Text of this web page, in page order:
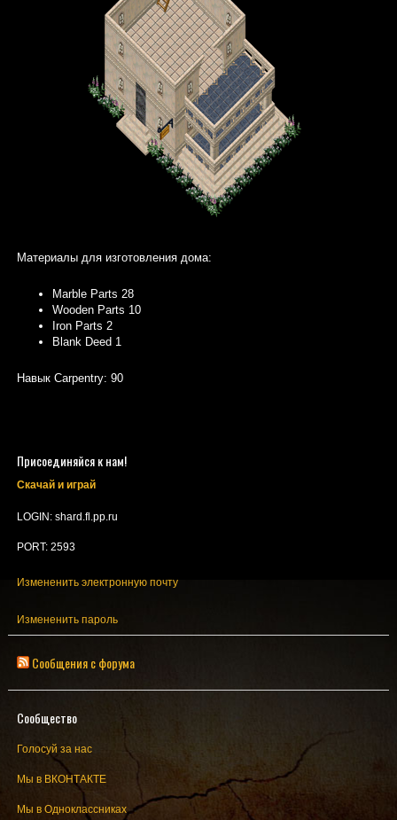
Материалы для изготовления дома:
Marble Parts 28
Wooden Parts 10
Iron Parts 2
Blank Deed 1
Навык Carpentry: 90
Присоединяйся к нам!
Скачай и играй
LOGIN: shard.fl.pp.ru
PORT: 2593
Измененить электронную почту
Измененить пароль
Сообщения с форума
Сообщество
Голосуй за нас
Мы в ВКОНТАКТЕ
Мы в Одноклассниках